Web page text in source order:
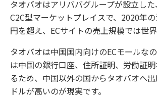
タオバオはアリババグループが設立し
C2C型マーケットプレイスで、2020年
円を超え、ECサイトの売上規模では世界
タオバオは中国国内向けのECモールな
は中国の銀行口座、住所証明、労働証
るため、中国以外の国からタオバオへ
ドルが高いのが現実です。